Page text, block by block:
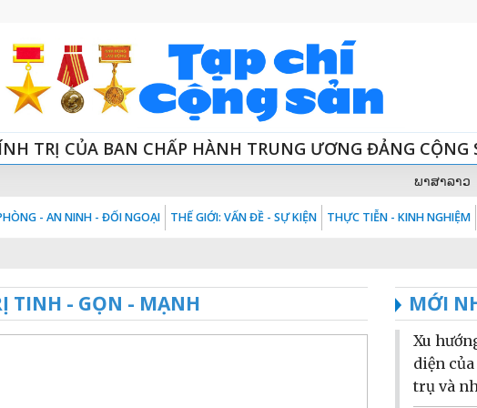
TRỊ CỦA BAN CHẤP HÀNH TRUNG ƯƠNG ĐẢNG CỘNG
ພາສາລາວ
- AN NINH - ĐỐI NGOẠI THẾ GIỚI: VẤN ĐỀ - SỰ KIỆN THỰC TIỄN - KINH NGHIỆM
TINH - GỌN - MẠNH MỚI
Xu
diện
trụ và